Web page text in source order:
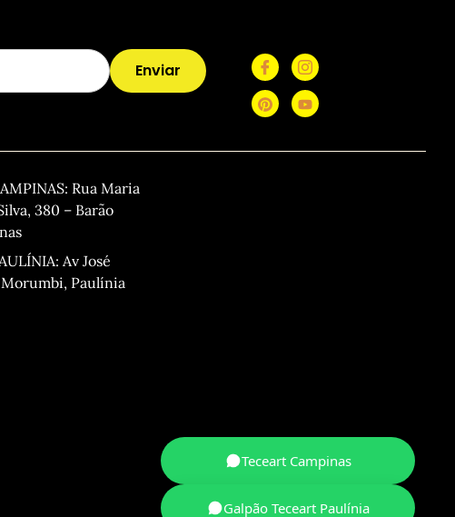
Enviar
Rua Maria
380 – Barão
Av José
Paulínia
Teceart Campinas
Galpão Teceart Paulínia